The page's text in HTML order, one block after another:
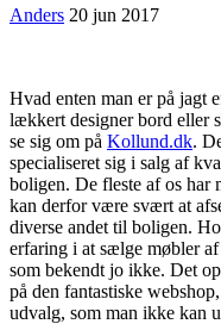
Anders 20 jun 2017
Hvad enten man er på jagt
lækkert designer bord eller
se sig om på Kollund.dk.
specialiseret sig i salg af
boligen. De fleste af os har
kan derfor være svært at
diverse andet til boligen.
erfaring i at sælge møbler
som bekendt jo ikke. Det
på den fantastiske
udvalg, som man ikke kan